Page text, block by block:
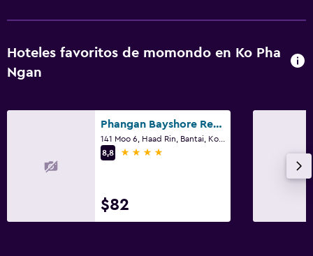
Hoteles favoritos de momondo en Ko Pha
Ngan
Phangan Bayshore Resort
8,8
4 estrellas
$82